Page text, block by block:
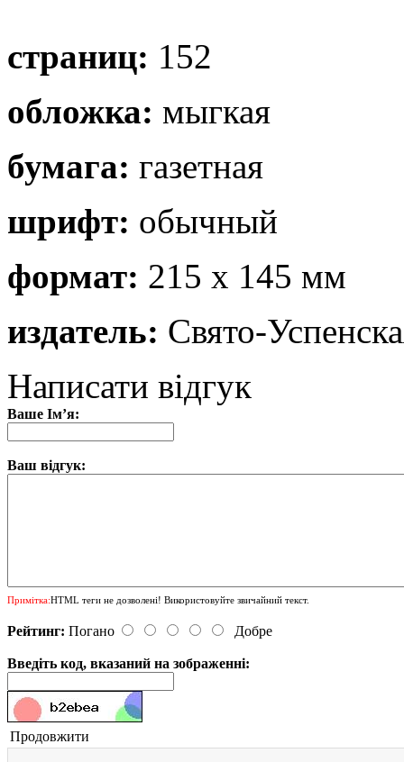
страниц: 152
обложка: мыгкая
бумага: газетная
шрифт: обычный
формат: 215 х 145 мм
издатель: Свято-
Написати відгук
Ваше Ім’я:
Ваш відгук:
Примітка:HTML теги не дозволені! Використовуйте звичайний текст.
Рейтинг: Погано Добре
Введіть код, вказаний на зображенні:
Продовжити